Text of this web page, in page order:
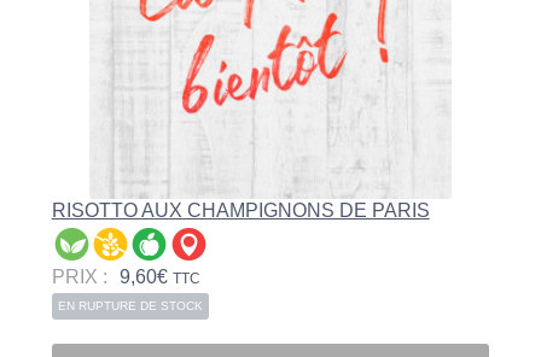
RISOTTO AUX CHAMPIGNONS DE PARIS
PRIX : 9,60€ TTC
EN RUPTURE DE STOCK